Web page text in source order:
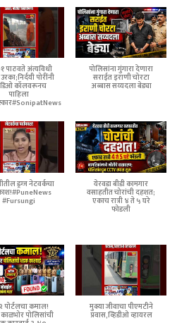
पाठवते अंत्यविधी
पोरींनी
कॉलवरूनच
पाहिला
पोलिसांना गुंगारा देणारा
सराईत इराणी चोरटा
अब्बास सय्यदला बेड्या
ड्रग्ज नेटवर्कचा
#Fursungi
येरवडा बीडी कामगार
वसाहतीत चोरांची दहशत;
एकाच रात्री ४ ते ५ घरे
फोडली
पोर्टलचा कमाल!
पोलिसांची
मुक्या जीवाचा पीएमटीने
प्रवास,व्हिडीओ व्हायरल